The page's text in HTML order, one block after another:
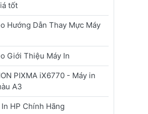
tốt
Hướng Dẫn Thay Mực Máy
Giới Thiệu Máy In
PIXMA iX6770 - Máy in
A3
HP Chính Hãng